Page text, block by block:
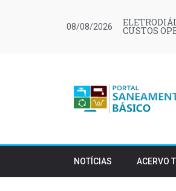
08/08/2026 CUSTOS
NOTÍCIAS ACERVO